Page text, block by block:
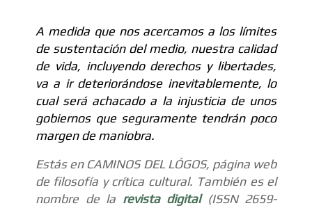
A medida que nos acercamos a los límites
de sustentación del medio, nuestra calidad
de vida, incluyendo derechos y libertades,
va a ir deteriorándose inevitablemente, lo
cual será achacado a la injusticia de unos
gobiernos que seguramente tendrán poco
margen de maniobra.
Estás en CAMINOS DEL LÓGOS, página web
de filosofía y crítica cultural. También es el
nombre de la revista digital(ISSN 2659-